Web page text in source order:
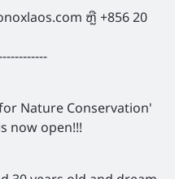
ຫຼື +856 20
Nature Conservation'
now open!!!